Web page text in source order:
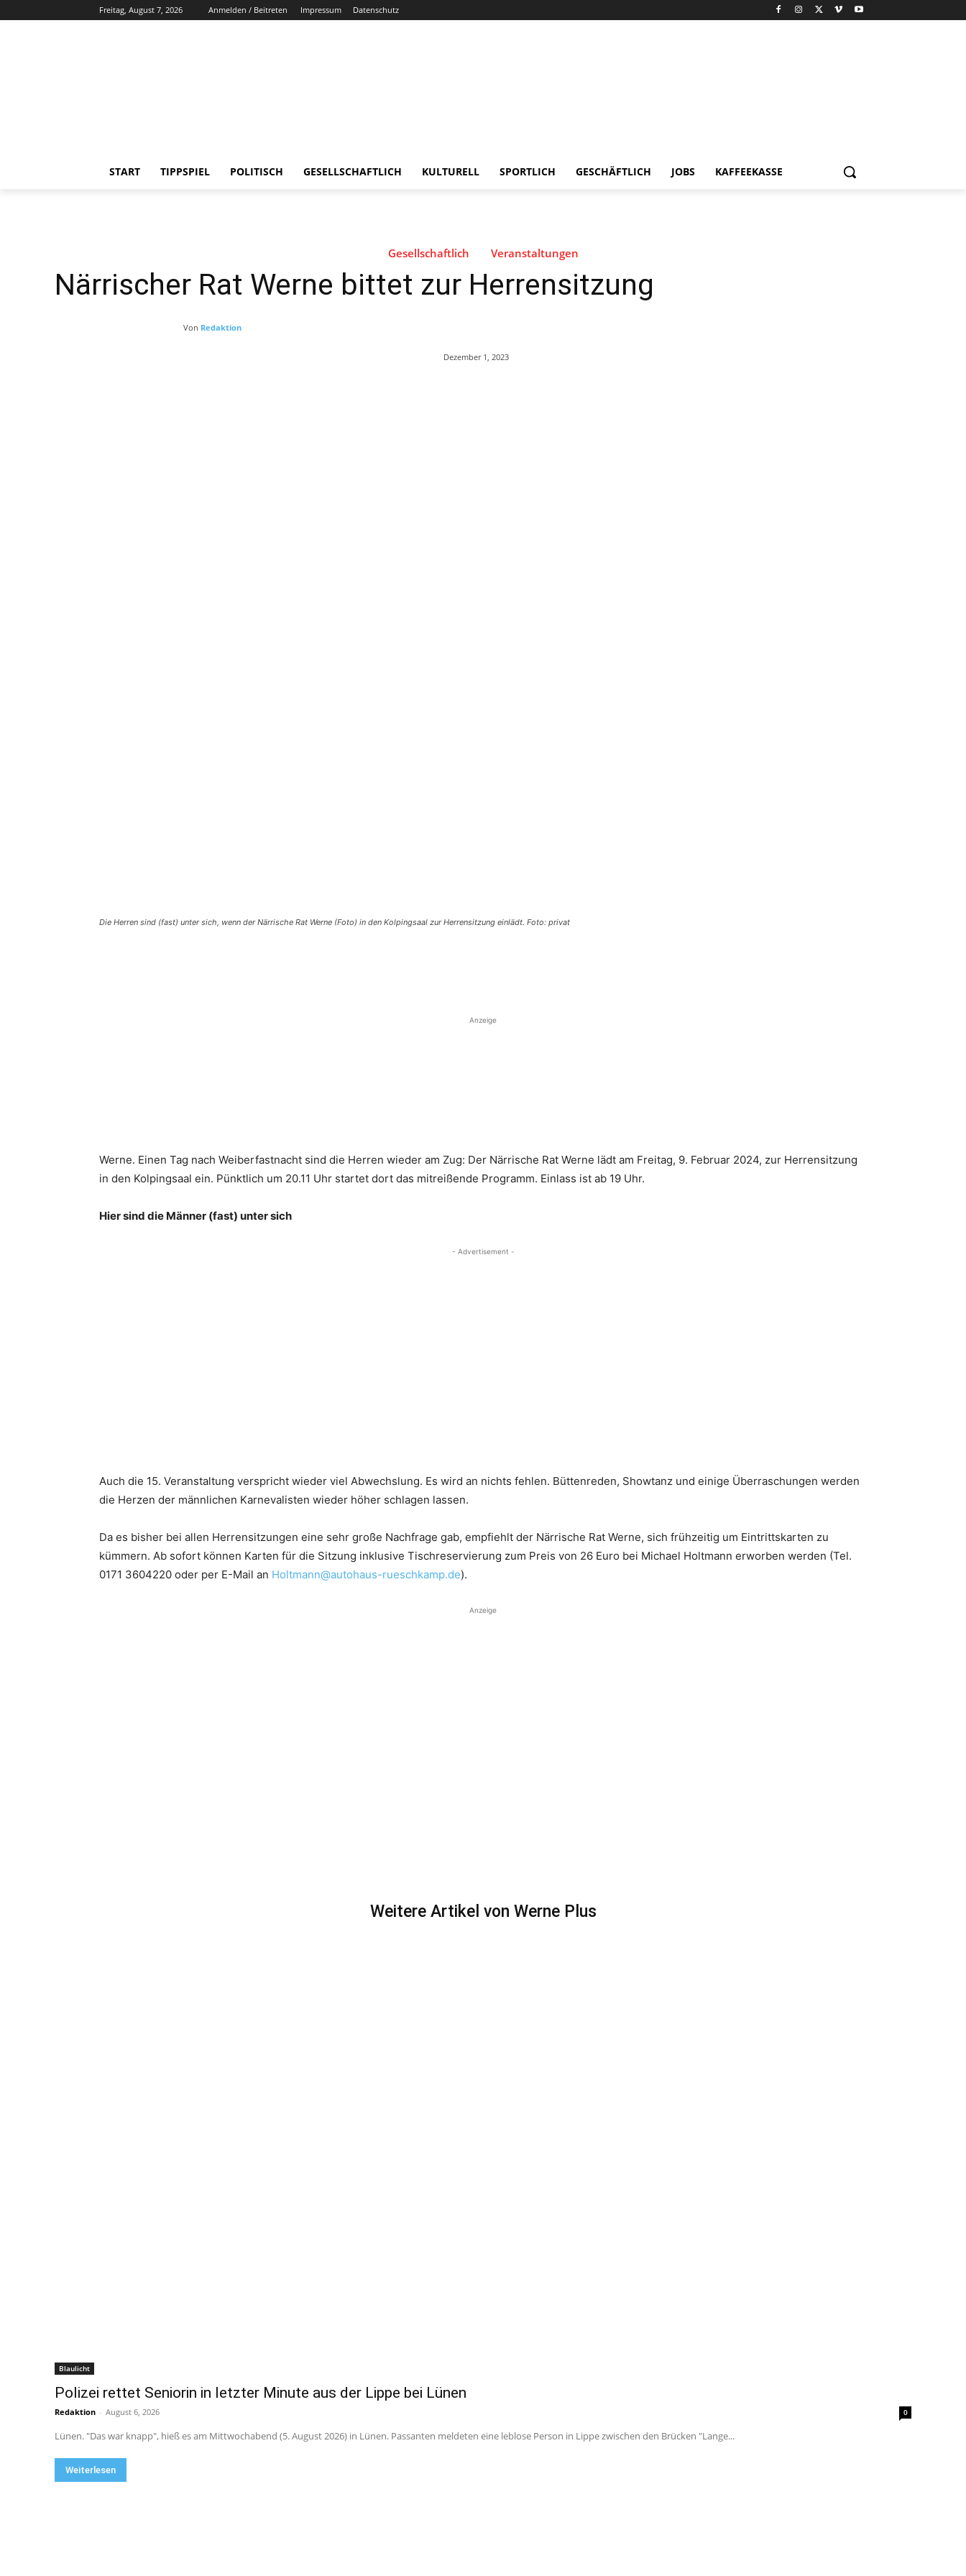
Freitag, August 7, 2026 Anmelden / Beitreten Impressum Datenschutz
START TIPPSPIEL POLITISCH GESELLSCHAFTLICH KULTURELL SPORTLICH GESCHÄFTLICH JOBS KAFFEEKASSE
Gesellschaftlich Veranstaltungen
Närrischer Rat Werne bittet zur Herrensitzung
Von Redaktion
Dezember 1, 2023
Die Herren sind (fast) unter sich, wenn der Närrische Rat Werne (Foto) in den Kolpingsaal zur Herrensitzung einlädt. Foto: privat
Anzeige
Werne. Einen Tag nach Weiberfastnacht sind die Herren wieder am Zug: Der Närrische Rat Werne lädt am Freitag, 9. Februar 2024, zur Herrensitzung
in den Kolpingsaal ein. Pünktlich um 20.11 Uhr startet dort das mitreißende Programm. Einlass ist ab 19 Uhr.
Hier sind die Männer (fast) unter sich
- Advertisement -
Auch die 15. Veranstaltung verspricht wieder viel Abwechslung. Es wird an nichts fehlen. Büttenreden, Showtanz und einige Überraschungen werden
die Herzen der männlichen Karnevalisten wieder höher schlagen lassen.
Da es bisher bei allen Herrensitzungen eine sehr große Nachfrage gab, empfiehlt der Närrische Rat Werne, sich frühzeitig um Eintrittskarten zu
kümmern. Ab sofort können Karten für die Sitzung inklusive Tischreservierung zum Preis von 26 Euro bei Michael Holtmann erworben werden (Tel.
0171 3604220 oder per E-Mail an Holtmann@autohaus-rueschkamp.de).
Anzeige
Weitere Artikel von Werne Plus
Blaulicht
Polizei rettet Seniorin in letzter Minute aus der Lippe bei Lünen
Redaktion - August 6, 2026 0
Lünen. "Das war knapp", hieß es am Mittwochabend (5. August 2026) in Lünen. Passanten meldeten eine leblose Person in Lippe zwischen den Brücken "Lange...
Weiterlesen